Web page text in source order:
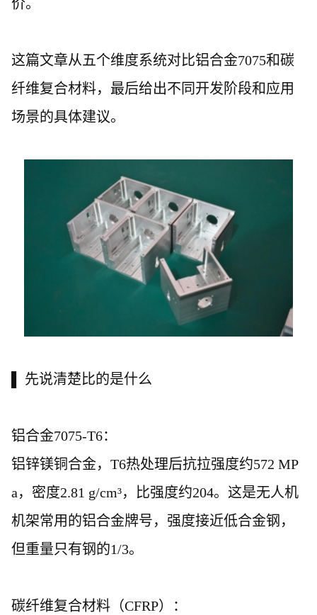
价。
这篇文章从五个维度系统对比铝合金7075和碳
纤维复合材料，最后给出不同开发阶段和应用
场景的具体建议。
▌ 先说清楚比的是什么
铝合金7075-T6：
铝锌镁铜合金， T6热处理后抗拉强度约572 MP
a，密度2.81 g/cm³，比强度约204。这是无人机
机架常用的铝合金牌号，强度接近低合金钢，
但重量只有钢的1/3。
碳纤维复合材料（CFRP）：